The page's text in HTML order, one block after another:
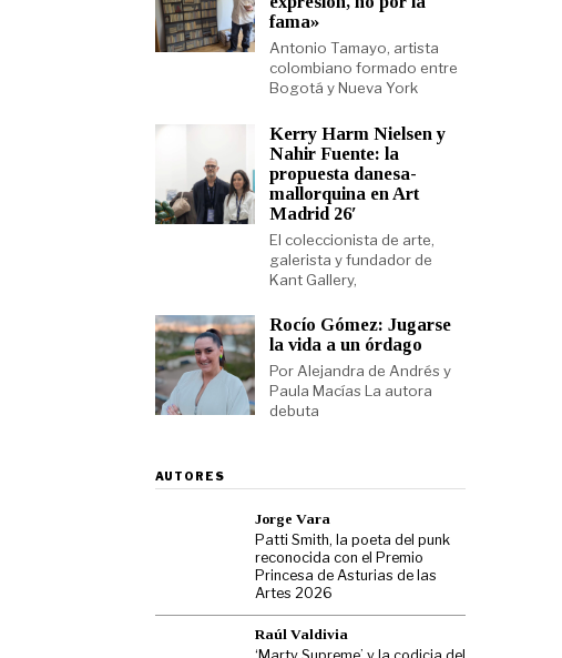
fama»
Antonio Tamayo, artista
colombiano formado entre
Bogotá y Nueva York
Kerry Harm Nielsen y
Nahir Fuente: la
propuesta danesa-
mallorquina en Art
Madrid 26′
El coleccionista de arte,
galerista y fundador de
Kant Gallery,
Rocío Gómez: Jugarse
la vida a un órdago
Por Alejandra de Andrés y
Paula Macías La autora
debuta
AUTORES
Jorge Vara
Patti Smith, la poeta del punk
reconocida con el Premio
Princesa de Asturias de las
Artes 2026
Raúl Valdivia